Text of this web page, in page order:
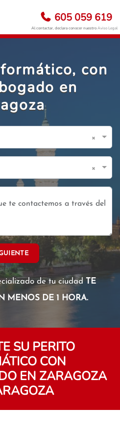
605 059 619
Al contactar, declara conocer nuestroAviso Legal
con
en
×
×
de tu ciudad TE
MENOS DE 1 HORA.
SU PERITO
CON
EN ZARAGOZA